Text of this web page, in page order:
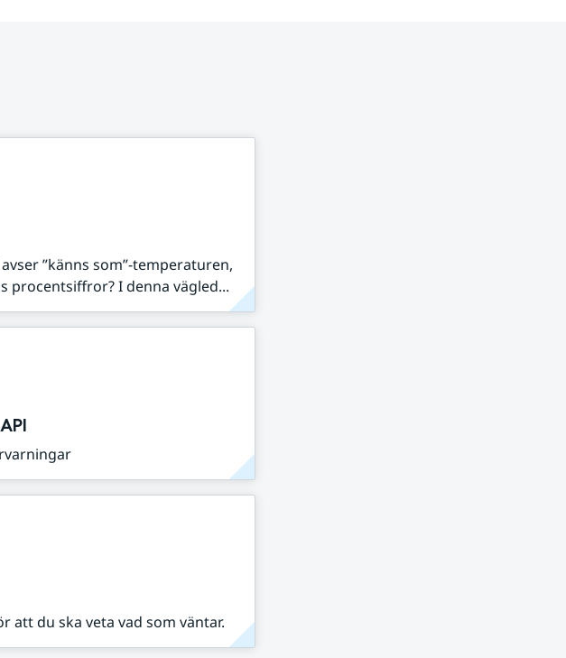
”känns som”-temperaturen,
I denna vägled...
att du ska veta vad som väntar.